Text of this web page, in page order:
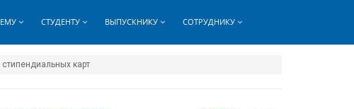
СТУДЕНТУ ВЫПУСКНИКУ СОТРУДНИКУ
карт